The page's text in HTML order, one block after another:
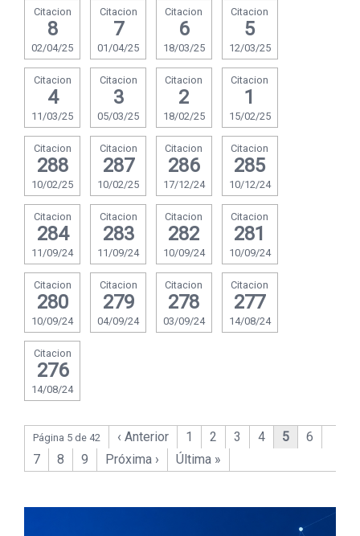
Citacion
8
02/04/25
Citacion
7
01/04/25
Citacion
6
18/03/25
Citacion
5
12/03/25
Citacion
4
11/03/25
Citacion
3
05/03/25
Citacion
2
18/02/25
Citacion
1
15/02/25
Citacion
288
10/02/25
Citacion
287
10/02/25
Citacion
286
17/12/24
Citacion
285
10/12/24
Citacion
284
11/09/24
Citacion
283
11/09/24
Citacion
282
10/09/24
Citacion
281
10/09/24
Citacion
280
10/09/24
Citacion
279
04/09/24
Citacion
278
03/09/24
Citacion
277
14/08/24
Citacion
276
14/08/24
Página 5 de 42 ‹ Anterior 1 2 3 4 5
6
7
8 9 Próxima › Última »